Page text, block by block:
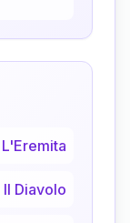
L'Eremita
Il Diavolo